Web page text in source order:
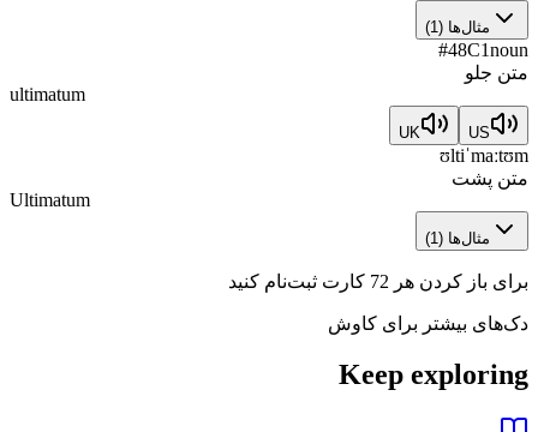
مثال‌ها (
1
)
#48C1noun
متن جلو
ultimatum
US
UK
ʊltiˈmaːtʊm
متن پشت
Ultimatum
مثال‌ها (
1
)
برای باز کردن هر 72 کارت ثبت‌نام کنید
دک‌های بیشتر برای کاوش
Keep exploring